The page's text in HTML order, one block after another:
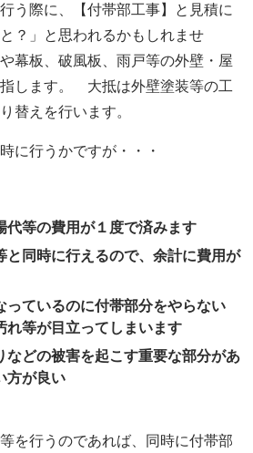
う際に、【付帯部工事】と見積に
？」と思われるかもしれませ
幕板、破風板、雨戸等の外壁・屋
します。 大抵は外壁塗装等の工
替えを行います。
に行うかですが・・・
代等の費用が１度で済みます
と同時に行えるので、余計に費用が
っているのに付帯部分をやらない
れ等が目立ってしまいます
などの被害を起こす重要な部分があ
方が良い
を行うのであれば、同時に付帯部